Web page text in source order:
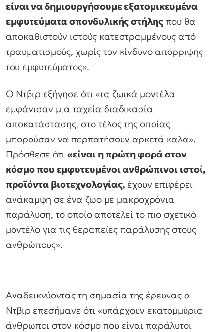
είναι να δημιουργήσουμε εξατομικευμένα
εμφυτεύματα σπονδυλικής στήλης που θα
αποκαθιστούν ιστούς κατεστραμμένους από
τραυματισμούς, χωρίς τον κίνδυνο απόρριψης
του εμφυτεύματος».
Ο Ντβιρ εξήγησε ότι «τα ζωικά μοντέλα
εμφάνισαν μια ταχεία διαδικασία
αποκατάστασης, στο τέλος της οποίας
μπορούσαν να περπατήσουν αρκετά καλά».
Πρόσθεσε ότι «είναι η πρώτη φορά στον
κόσμο που εμφυτευμένοι ανθρώπινοι ιστοί,
προϊόντα βιοτεχνολογίας, έχουν επιφέρει
ανάκαμψη σε ένα ζώο με μακροχρόνια
παράλυση, το οποίο αποτελεί το πιο σχετικό
μοντέλο για τις θεραπείες παράλυσης στους
ανθρώπους».
Αναδεικνύοντας τη σημασία της έρευνας ο
Ντβιρ επεσήμανε ότι «υπάρχουν εκατομμύρια
άνθρωποι στον κόσμο που είναι παράλυτοι